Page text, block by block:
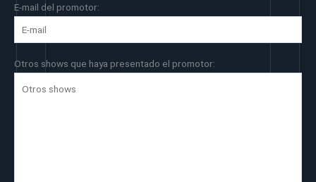
E-mail del promotor:
Otros shows que haya presentado el promotor: